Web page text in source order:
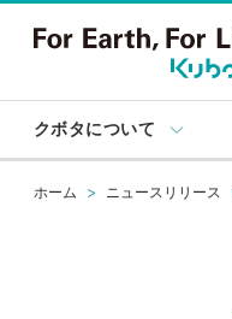
クボタについて
ホーム ニュースリリース